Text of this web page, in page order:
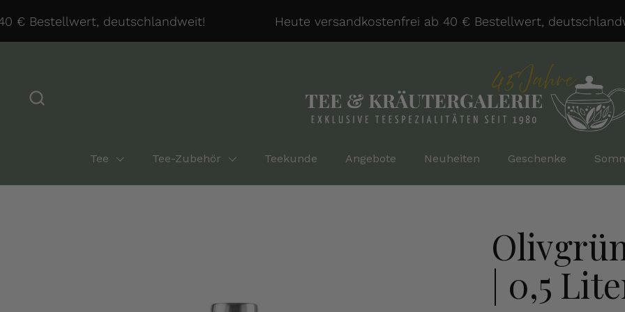
Bestellwert, deutschlandweit! Heute versandkostenfrei ab 40 € Bestellwert,
Tee Tee-Zubehör Teekunde Angebote Neuheiten Geschenke
| 0,5